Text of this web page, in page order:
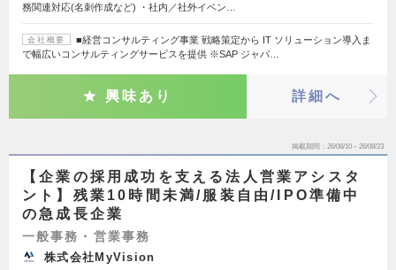
務関連対応(名刺作成など) ・社内／社外イベン…
会社概要
■経営コンサルティング事業 戦略策定から IT ソリューション導入ま
で幅広いコンサルティングサービスを提供 ※SAP ジャパ…
興味あり 詳細へ
掲載期間 26/08/10～26/08/23
【企業の採用成功を支える法人営業アシスタ
ント】残業10時間未満/服装自由/IPO準備中
の急成長企業
一般事務・営業事務
株式会社MyVision